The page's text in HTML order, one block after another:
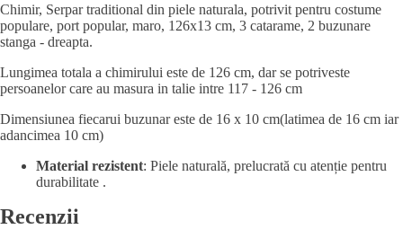
Chimir, Serpar traditional din piele naturala, potrivit pentru costume
populare, port popular, maro, 126x13 cm, 3 catarame, 2 buzunare
stanga - dreapta.
Lungimea totala a chimirului este de 126 cm, dar se potriveste
persoanelor care au masura in talie intre 117 - 126 cm
Dimensiunea fiecarui buzunar este de 16 x 10 cm(latimea de 16 cm iar
adancimea 10 cm)
Material rezistent: Piele naturală, prelucrată cu atenție pentru
durabilitate .
Recenzii